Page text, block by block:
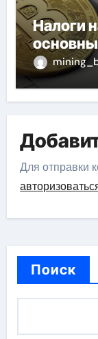
Налоги
Для отправки
Поиск